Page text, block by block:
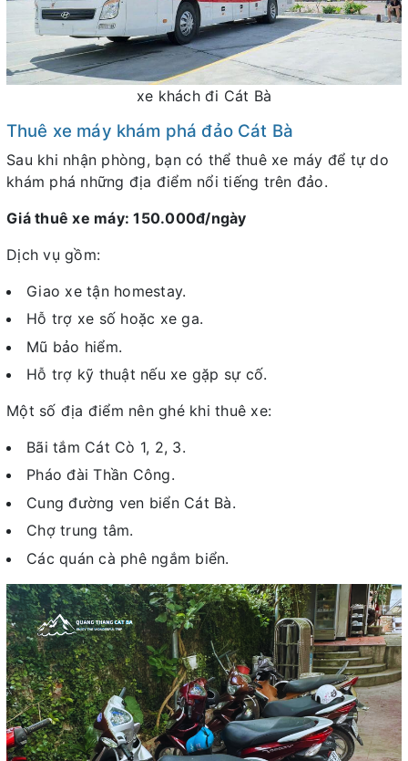
xe khách đi Cát Bà
Thuê xe máy khám phá đảo Cát Bà
Sau khi nhận phòng, bạn có thể thuê xe máy để tự do
khám phá những địa điểm nổi tiếng trên đảo.
Giá thuê xe máy: 150.000đ/ngày
Dịch vụ gồm:
Giao xe tận homestay.
Hỗ trợ xe số hoặc xe ga.
Mũ bảo hiểm.
Hỗ trợ kỹ thuật nếu xe gặp sự cố.
Một số địa điểm nên ghé khi thuê xe:
Bãi tắm Cát Cò 1, 2, 3.
Pháo đài Thần Công.
Cung đường ven biển Cát Bà.
Chợ trung tâm.
Các quán cà phê ngắm biển.